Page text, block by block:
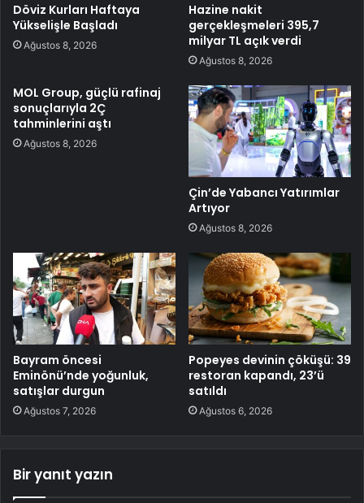
Döviz Kurları Haftaya
Yükselişle Başladı
Ağustos 8, 2026
Hazine nakit
gerçekleşmeleri 395,7
milyar TL açık verdi
Ağustos 8, 2026
MOL Group, güçlü rafinaj
sonuçlarıyla 2Ç
tahminlerini aştı
Ağustos 8, 2026
Çin’de Yabancı Yatırımlar
Artıyor
Ağustos 8, 2026
Bayram öncesi
Eminönü’nde yoğunluk,
satışlar durgun
Ağustos 7, 2026
Popeyes devinin çöküşü: 39
restoran kapandı, 23’ü
satıldı
Ağustos 6, 2026
Bir yanıt yazın